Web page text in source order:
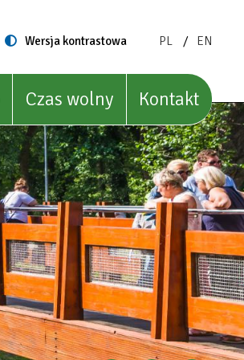
Switch
Wersja kontrastowa
ZMIEŃ
POLISH
PL
ZMIEŃ
ENGLISH
EN
Czas wolny Kontakt